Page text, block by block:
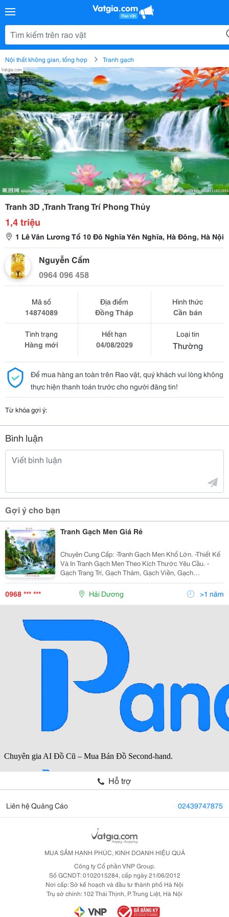
Nội thất không gian, tổng hợp Tranh gạch
Tranh 3D ,Tranh Trang Trí Phong Thủy
1,4 triệu
1 Lê Văn Lương Tổ 10 Đô Nghĩa Yên Nghĩa, Hà Đông, Hà Nội
Nguyễn Cẩm
0964 096 458
Mã số
14874089
Địa điểm
Đồng Tháp
Hình thức
Cần bán
Tình trạng
Hàng mới
Hết hạn
04/08/2029
Loại tin
Thường
Để mua hàng an toàn trên Rao vặt, quý khách vui lòng không
thực hiện thanh toán trước cho người đăng tin!
Từ khóa gợi ý:
Bình luận
Gợi ý cho bạn
Tranh Gạch Men Giá Rẻ
Chuyên Cung Cấp: -Tranh Gạch Men Khổ Lớn. -Thiết Kế
Và In Tranh Gạch Men Theo Kích Thước Yêu Cầu. -
Gạch Trang Trí, Gạch Thảm, Gạch Viền, Gạch
Điểm&Hellip; - Cung Cấp Thiết Bị Vệ Sinh Nhãn Hiệu:
Joyou, Cotto, Sicily, Jodo&Hellip;
0968 *** *** Hải Dương >1 năm
Hỗ trợ
Liên hệ Quảng Cáo 02439747875
MUA SẮM HẠNH PHÚC, KINH DOANH HIỆU QUẢ
Công ty Cổ phần VNP Group.
Số GCNDT: 0102015284, cấp ngày 21/06/2012
Nơi cấp: Sở kế hoạch và đầu tư thành phố Hà Nội
Trụ sở chính: 102 Thái Thịnh, P. Trung Liệt, Hà Nội